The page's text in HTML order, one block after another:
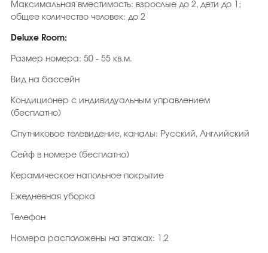
Максимальная вместимость: взрослые до 2, дети до 1;
общее количество человек: до 2
Deluxe Room:
Размер номера: 50 - 55 кв.м.
Вид на бассейн
Кондиционер с индивидуальным управлением
(бесплатно)
Спутниковое телевидение, каналы: Русский, Английский
Сейф в номере (бесплатно)
Керамическое напольное покрытие
Ежедневная уборка
Телефон
Номера расположены на этажах: 1,2